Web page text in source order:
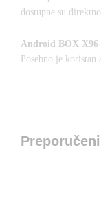
dostupne su
Android BOX X96
Posebno je